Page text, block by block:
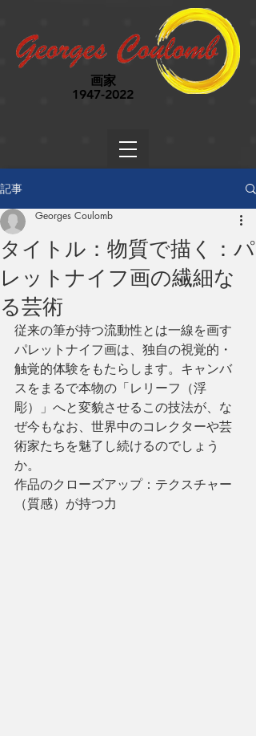
画家
1947-2022
記事
タイトル：物質で描く：パ
レットナイフ画の繊細な
る芸術
Georges Coulomb
従来の筆が持つ流動性とは一線を画す
パレットナイフ画は、独自の視覚的・
触覚的体験をもたらします。キャンバ
スをまるで本物の「レリーフ（浮
彫）」へと変貌させるこの技法が、な
ぜ今もなお、世界中のコレクターや芸
術家たちを魅了し続けるのでしょう
か。
作品のクローズアップ：テクスチャー
（質感）が持つ力